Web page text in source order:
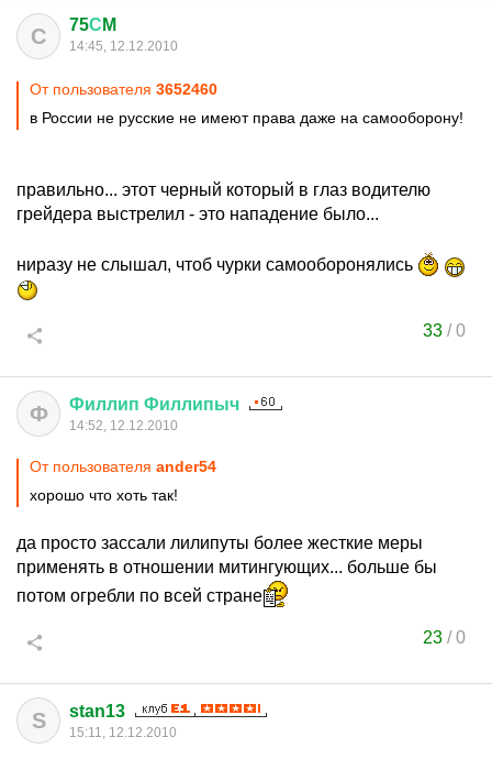
С 75С M
14:45, 12.12.2010
От пользователя 3652460
в России не русские не имеют права даже на самооборону!
правильно... этот черный который в глаз водителю
грейдера выстрелил - это нападение было...
ниразу не слышал, чтоб чурки самооборонялись
33 /0
Ф Филлип Филлипыч
14:52, 12.12.2010
От пользователя ander54
хорошо что хоть так!
да просто зассали лилипуты более жесткие меры
применять в отношении митингующих... больше бы
потом огребли по всей стране
23 /0
S stan13
15:11, 12.12.2010